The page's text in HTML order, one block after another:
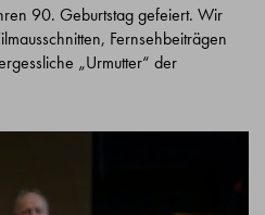
90. Geburtstag gefeiert. Wir
Fernsehbeiträgen
„Urmutter“ der